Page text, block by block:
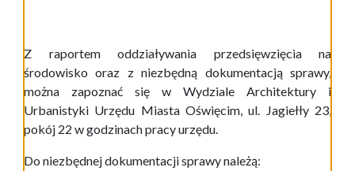
Z raportem oddziaływania przedsięwzięcia na
środowisko oraz z niezbędną dokumentacją sprawy,
można zapoznać się w Wydziale Architektury i
Urbanistyki Urzędu Miasta Oświęcim, ul. Jagiełły 23,
pokój 22 w godzinach pracy urzędu.
Do niezbędnej dokumentacji sprawy należą: